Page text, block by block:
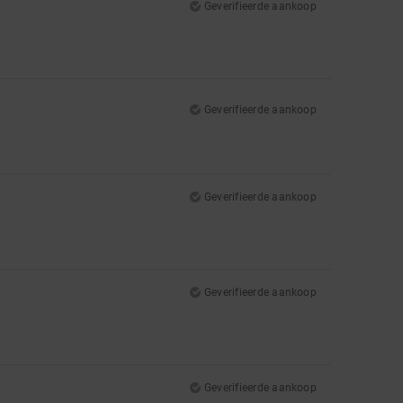
Geverifieerde aankoop
Geverifieerde aankoop
Geverifieerde aankoop
Geverifieerde aankoop
Geverifieerde aankoop